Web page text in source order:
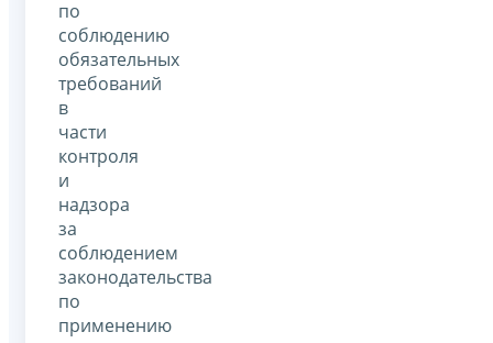
по
соблюдению
обязательных
требований
в
части
контроля
и
надзора
за
соблюдением
законодательства
по
применению